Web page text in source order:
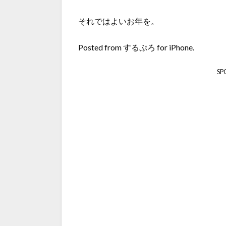
それではよいお年を。
Posted from するぷろ for iPhone.